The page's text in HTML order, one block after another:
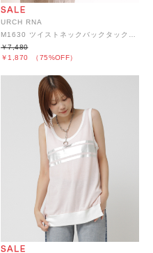
URCH RNA
M1630 ツイストネックバックタックTシャツ
￥1,870 （75%OFF）
￥7,480